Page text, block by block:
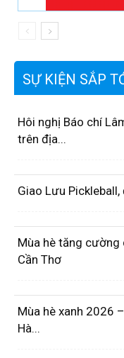
SỰ KIỆN SẮP
Hôi nghị Báo chí
trên địa...
Giao Lưu
Mùa hè tăng
Cần Thơ
Mùa hè xanh 2026
Hà...